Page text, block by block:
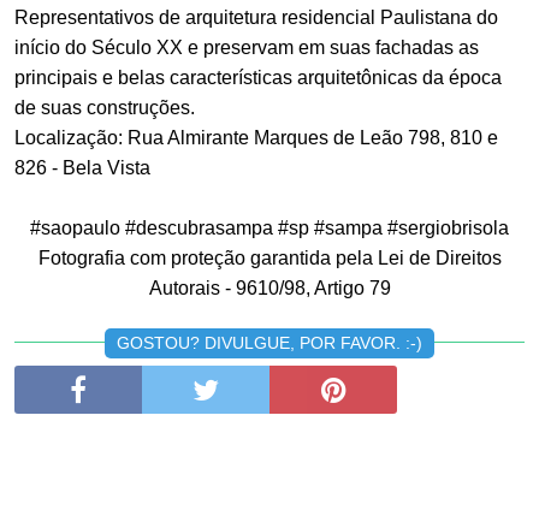
Representativos de arquitetura residencial Paulistana do
início do Século XX e preservam em suas fachadas as
principais e belas características arquitetônicas da época
de suas construções.
Localização: Rua Almirante Marques de Leão 798, 810 e
826 - Bela Vista
#saopaulo #descubrasampa #sp #sampa #sergiobrisola
Fotografia com proteção garantida pela Lei de Direitos
Autorais - 9610/98, Artigo 79
GOSTOU? DIVULGUE, POR FAVOR. :-)